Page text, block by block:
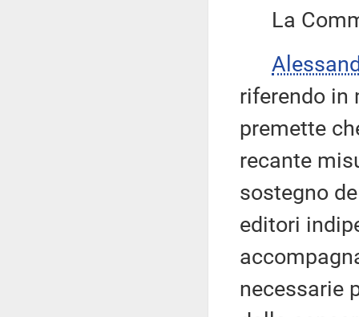
La
riferendo in
premette
recante
sostegno
editori
necessarie